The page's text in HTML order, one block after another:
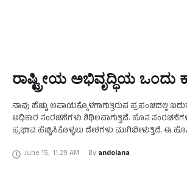
ರಾಷ್ಟ್ರೀಯ ಅಭಿವೃದ್ಧಿಯ
ನಾವು ಹೆಚ್ಚು ಅಪಾಯಕ್ಕೊಳಗಾಗುತ್ತಿರುವ ಪ್ರಪಂಚದಲ್ಲಿ
ಅಧಿಕಾರ ಸಂರಚನೆಗಳು ಶಿಥಿಲವಾಗುತ್ತಿವೆ. ಹೊಸ
ಪ್ರಭಾವ ಹೆಚ್ಚಿಸಿಕೊಳ್ಳಲು ದೇಶಗಳು ಮುಗಿಬೀಳುತ್ತಿವೆ. ಈ
ವಹಿಸುತ್ತದೆ ಎನ್ನುವುದಕ್ಕೆ …
June 15, 11:29 AM By andolana